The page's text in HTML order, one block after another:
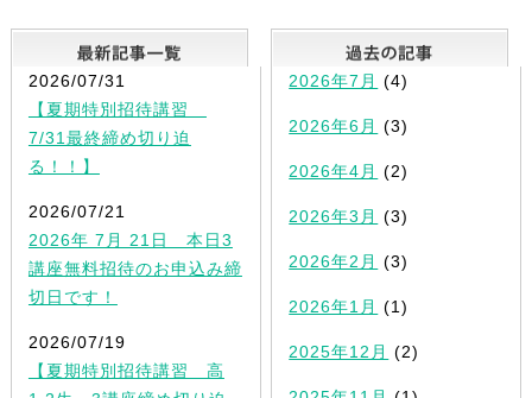
最新記事一覧
2026/07/31
【夏期特別招待講習
7/31最終締め切り迫
る！！】
2026/07/21
2026年 7月 21日 本日3
講座無料招待のお申込み締
切日です！
2026/07/19
【夏期特別招待講習 高
2026年7月 (4)
2026年6月 (3)
2026年4月 (2)
2026年3月 (3)
2026年2月 (3)
2026年1月 (1)
2025年12月 (2)